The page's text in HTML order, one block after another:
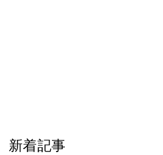
新着記事